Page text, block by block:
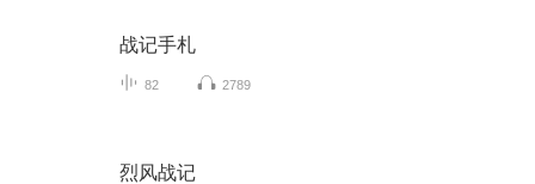
战记手札
82 2789
烈风战记